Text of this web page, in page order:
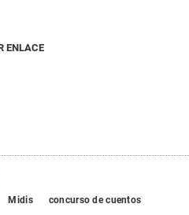
ENLACE
Midis concurso de cuentos